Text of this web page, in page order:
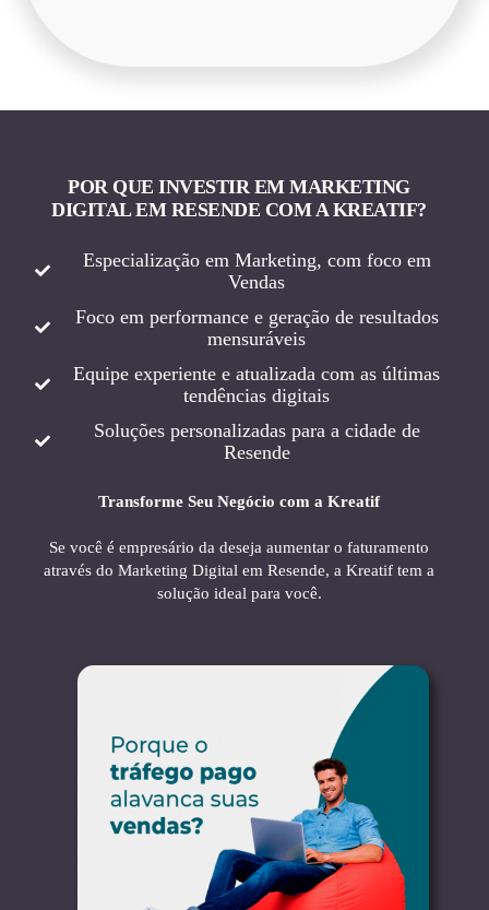
POR QUE INVESTIR EM MARKETING
DIGITAL EM RESENDE COM A KREATIF?
Especialização em Marketing, com foco em
Vendas
Foco em performance e geração de resultados
mensuráveis
Equipe experiente e atualizada com as últimas
tendências digitais
Soluções personalizadas para a cidade de
Resende
Transforme Seu Negócio com a Kreatif
Se você é empresário da deseja aumentar o faturamento
através do Marketing Digital em Resende, a Kreatif tem a
solução ideal para você.